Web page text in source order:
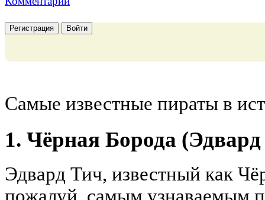
Регистрация Войти
Самые известные пираты в
1. Чёрная Борода
Эдвард Тич, известный как